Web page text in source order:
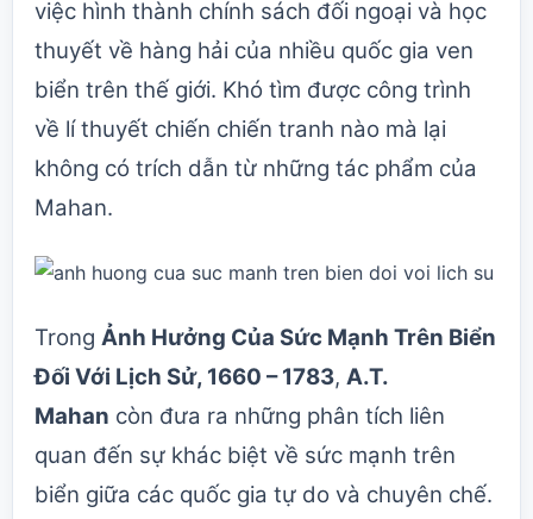
việc hình thành chính sách đối ngoại và học
thuyết về hàng hải của nhiều quốc gia ven
biển trên thế giới. Khó tìm được công trình
về lí thuyết chiến chiến tranh nào mà lại
không có trích dẫn từ những tác phẩm của
Mahan.
Trong Ảnh Hưởng Của Sức Mạnh Trên Biển
Đối Với Lịch Sử, 1660 – 1783, A.T.
Mahan còn đưa ra những phân tích liên
quan đến sự khác biệt về sức mạnh trên
biển giữa các quốc gia tự do và chuyên chế.